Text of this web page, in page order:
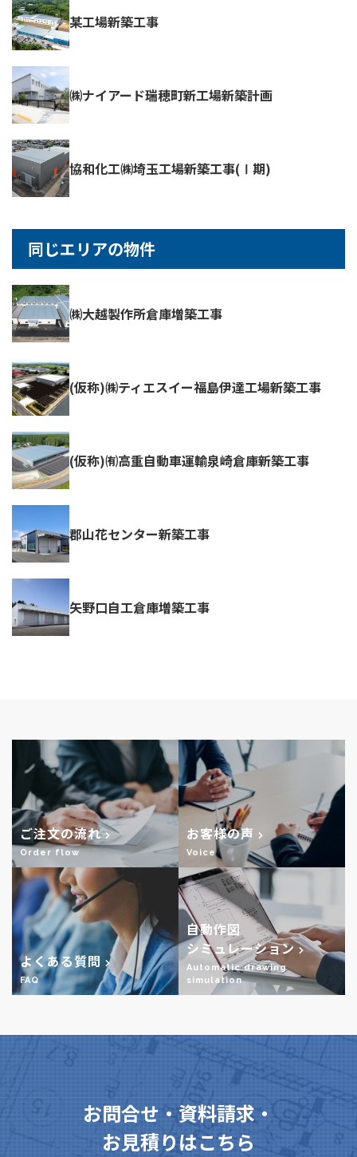
某工場新築工事
㈱ナイアード瑞穂町新工場新築計画
協和化工㈱埼玉工場新築工事(Ⅰ期)
同じエリアの物件
㈱大越製作所倉庫増築工事
(仮称)㈱ティエスイー福島伊達工場新築工事
(仮称)㈲高重自動車運輸泉崎倉庫新築工事
郡山花センター新築工事
矢野口自工倉庫増築工事
ご注文の流れ
Order flow
お客様の声
Voice
よくある質問
FAQ
自動作図
シミュレーション
Automatic drawing
simulation
お問合せ・資料請求・
お見積りはこちら